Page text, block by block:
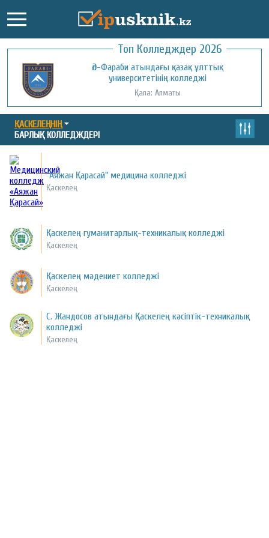
Топ Колледждер 2026
Әл-Фараби атындағы қазақ ұлттық
университетінің колледжі
Қала: Алматы
ҚАСКЕЛЕҢНІҢ
БАРЛЫҚ КОЛЛЕДЖДЕРІ
"Аяжан Қарасай" медицина колледжі
Қаскелең
Қаскелең гуманитарлық-техникалық колледжі
Қаскелең
Қаскелең мәдениет колледжі
Қаскелең
С. Жандосов атындағы Қаскелең кәсіптік-техникалық
колледжі
Қаскелең